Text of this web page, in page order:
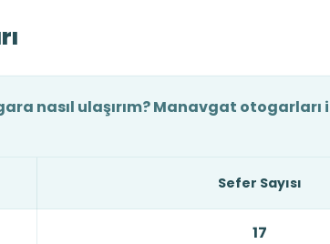
nasıl ulaşırım? Manavgat otogarları
Sefer Sayısı
17